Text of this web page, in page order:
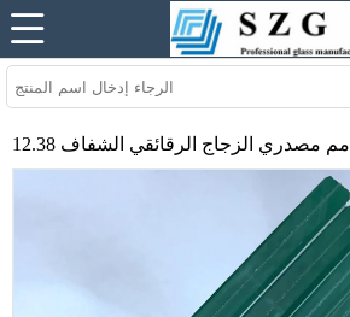
12.38 مم مصدري الزجاج الرقائقي الشفاف